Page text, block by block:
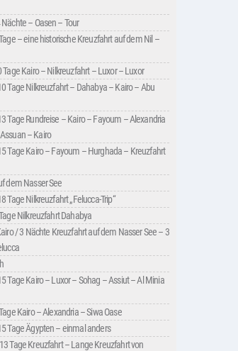
– Oasen – Tour
– eine historische Kreuzfahrt auf dem Nil –
Kairo – Nilkreuzfahrt – Luxor – Luxor
Tage Nilkreuzfahrt – Dahabya – Kairo – Abu
Tage Rundreise – Kairo – Fayoum – Alexandria
– Kairo
Tage Kairo – Fayoum – Hurghada – Kreuzfahrt
dem Nasser See
Tage Nilkreuzfahrt „Felucca-Trip“
Nilkreuzfahrt Dahabya
/ 3 Nächte Kreuzfahrt auf dem Nasser See – 3
Tage Kairo – Luxor – Sohag – Assiut – Al Minia
Kairo – Alexandria – Siwa Oase
Tage Ägypten – einmal anders
Tage Kreuzfahrt – Lange Kreuzfahrt von